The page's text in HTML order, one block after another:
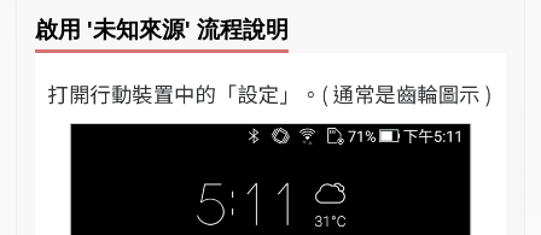
啟用 '未知來源' 流程說明